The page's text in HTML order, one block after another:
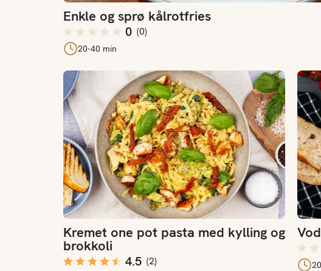
Enkle og sprø kålrotfries
0 (0)
20-40 min
Kremet one pot pasta med kylling og
brokkoli
4.5 (2)
Kremet one pot pasta med kylling og brokkoli